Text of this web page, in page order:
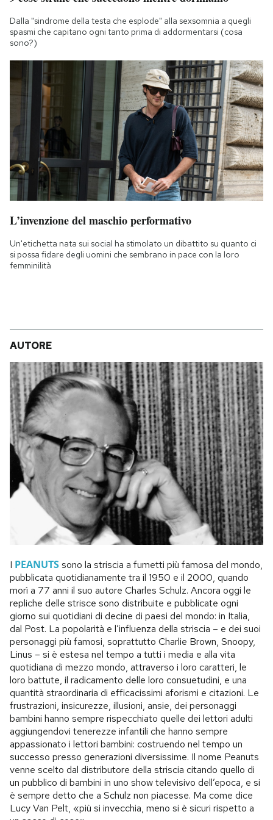
Dalla "sindrome della testa che esplode" alla sexsomnia a quegli
spasmi che capitano ogni tanto prima di addormentarsi (cosa
sono?)
L’invenzione del maschio performativo
Un'etichetta nata sui social ha stimolato un dibattito su quanto ci
si possa fidare degli uomini che sembrano in pace con la loro
femminilità
AUTORE
I PEANUTSsono la striscia a fumetti più famosa del mondo,
pubblicata quotidianamente tra il 1950 e il 2000, quando
morì a 77 anni il suo autore Charles Schulz. Ancora oggi le
repliche delle strisce sono distribuite e pubblicate ogni
giorno sui quotidiani di decine di paesi del mondo: in Italia,
dal Post. La popolarità e l’influenza della striscia – e dei suoi
personaggi più famosi, soprattutto Charlie Brown, Snoopy,
Linus – si è estesa nel tempo a tutti i media e alla vita
quotidiana di mezzo mondo, attraverso i loro caratteri, le
loro battute, il radicamento delle loro consuetudini, e una
quantità straordinaria di efficacissimi aforismi e citazioni. Le
frustrazioni, insicurezze, illusioni, ansie, dei personaggi
bambini hanno sempre rispecchiato quelle dei lettori adulti
aggiungendovi tenerezze infantili che hanno sempre
appassionato i lettori bambini: costruendo nel tempo un
successo presso generazioni diversissime. Il nome Peanuts
venne scelto dal distributore della striscia citando quello di
un pubblico di bambini in uno show televisivo dell’epoca, e si
è sempre detto che a Schulz non piacesse. Ma come dice
Lucy Van Pelt, «più si invecchia, meno si è sicuri rispetto a